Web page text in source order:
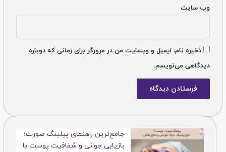
وب‌ سایت
ذخیره نام، ایمیل و وبسایت من در مرورگر برای زمانی که دوباره
دیدگاهی می‌نویسم.
جامع‌ترین راهنمای پیلینگ صورت؛
بازیابی جوانی و شفافیت پوست با